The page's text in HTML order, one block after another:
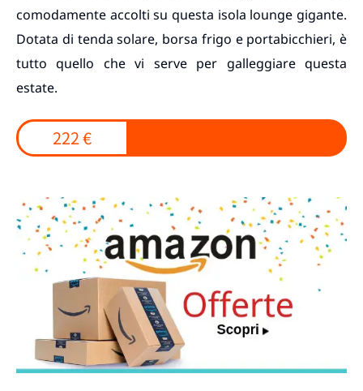
comodamente accolti su questa isola lounge gigante.
Dotata di tenda solare, borsa frigo e portabicchieri, è
tutto quello che vi serve per galleggiare questa
estate.
222 €